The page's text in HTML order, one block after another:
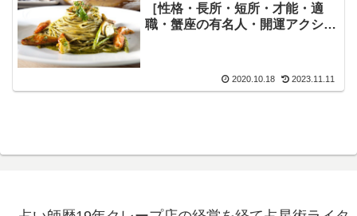
［性格・長所・短所・才能・適
職・蟹座の有名人・開運アクショ
2020.10.18 2023.11.11